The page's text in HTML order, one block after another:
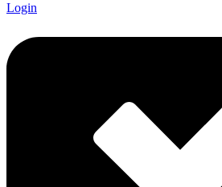
Login